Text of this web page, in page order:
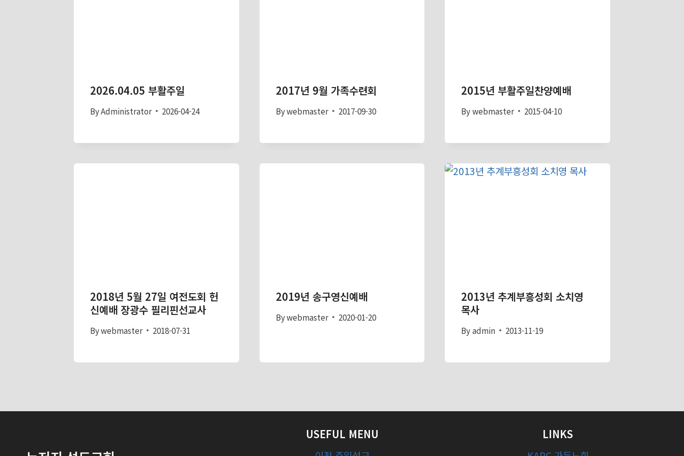
2026.04.05 부활주일
ByAdministrator 2026-04-24
2017년 9월 가족수련회
Bywebmaster 2017-09-30
2015년 부활주일찬양예배
Bywebmaster 2015-04-10
2018년 5월 27일 여전도회 헌
신예배 장광수 필리핀선교사
Bywebmaster 2018-07-31
2019년 송구영신예배
Bywebmaster 2020-01-20
2013년 추계부흥성회 소치영
목사
Byadmin 2013-11-19
USEFUL MENU LINKS